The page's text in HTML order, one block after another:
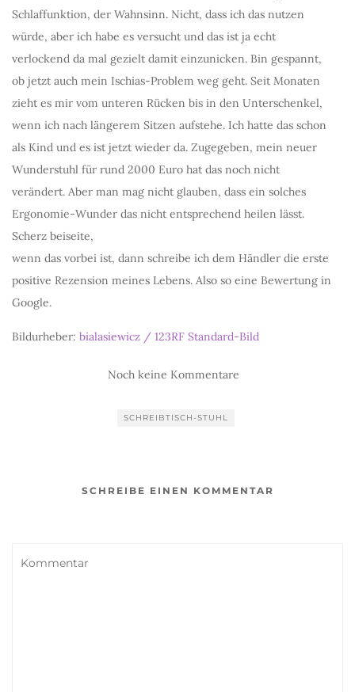
Schlaffunktion, der Wahnsinn. Nicht, dass ich das nutzen
würde, aber ich habe es versucht und das ist ja echt
verlockend da mal gezielt damit einzunicken. Bin gespannt,
ob jetzt auch mein Ischias-Problem weg geht. Seit Monaten
zieht es mir vom unteren Rücken bis in den Unterschenkel,
wenn ich nach längerem Sitzen aufstehe. Ich hatte das schon
als Kind und es ist jetzt wieder da. Zugegeben, mein neuer
Wunderstuhl für rund 2000 Euro hat das noch nicht
verändert. Aber man mag nicht glauben, dass ein solches
Ergonomie-Wunder das nicht entsprechend heilen lässt.
Scherz beiseite,
wenn das vorbei ist, dann schreibe ich dem Händler die erste
positive Rezension meines Lebens. Also so eine Bewertung in
Google.
Bildurheber: bialasiewicz / 123RF Standard-Bild
Noch keine Kommentare
SCHREIBTISCH-STUHL
SCHREIBE EINEN KOMMENTAR